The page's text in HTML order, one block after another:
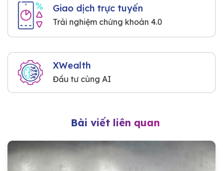
Giao dịch trực tuyến
Trải nghiệm chứng khoán 4.0
XWealth
Đầu tư cùng AI
Bài viết liên quan